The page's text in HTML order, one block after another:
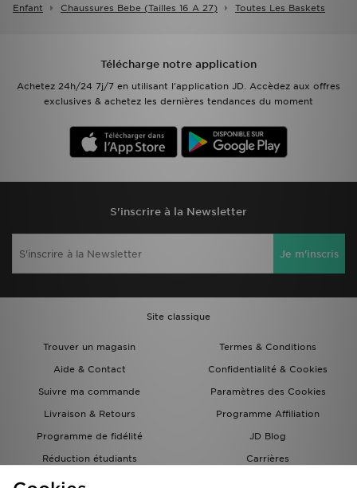
Enfant Chaussures Bebe (tailles 16 A 27) Toutes Les Baskets
Télécharge notre application
Achetez 24h/24 7j/7 en utilisant l'application JD. Accèdez aux offres
exclusives & achetez les dernières tendances du moment
S'inscrire à la Newsletter
Je m'inscris
Site classique
Trouver un magasin
Termes & Conditions
Aide & Contact
Confidentialité & Cookies
Suivre ma commande
Paramètres des Cookies
Livraison & Retours
Programme Affiliation
Programme de fidélité
JD Blog
Réduction étudiants
Carrières
Carte Cadeau